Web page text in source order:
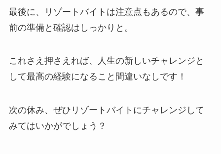
最後に、リゾートバイトは注意点もあるので、事
前の準備と確認はしっかりと。
これさえ押さえれば、人生の新しいチャレンジと
して最高の経験になること間違いなしです！
次の休み、ぜひリゾートバイトにチャレンジして
みてはいかがでしょう？